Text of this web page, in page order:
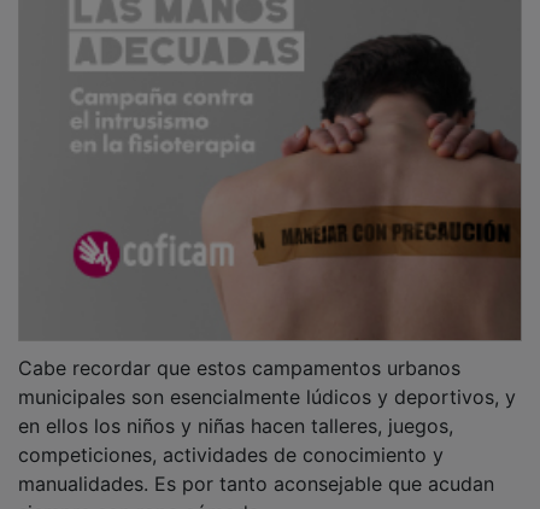
municipales son esencialmente lúdicos y deportivos, y
en ellos los niños y niñas hacen talleres, juegos,
competiciones, actividades de conocimiento y
manualidades. Es por tanto aconsejable que acudan
siempre con ropa cómoda.